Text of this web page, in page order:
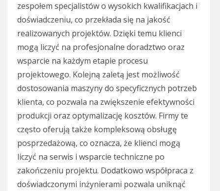
zespołem specjalistów o wysokich kwalifikacjach i
doświadczeniu, co przekłada się na jakość
realizowanych projektów. Dzięki temu klienci
mogą liczyć na profesjonalne doradztwo oraz
wsparcie na każdym etapie procesu
projektowego. Kolejną zaletą jest możliwość
dostosowania maszyny do specyficznych potrzeb
klienta, co pozwala na zwiększenie efektywności
produkcji oraz optymalizację kosztów. Firmy te
często oferują także kompleksową obsługę
posprzedażową, co oznacza, że klienci mogą
liczyć na serwis i wsparcie techniczne po
zakończeniu projektu. Dodatkowo współpraca z
doświadczonymi inżynierami pozwala uniknąć